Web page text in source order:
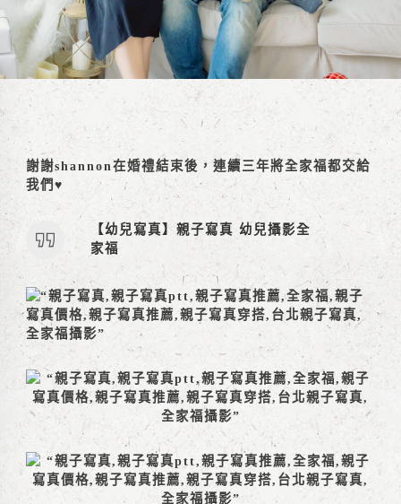
謝謝shannon在婚禮結束後，連續三年將全家福都交給
我們♥
【幼兒寫真】親子寫真 幼兒攝影全
家福